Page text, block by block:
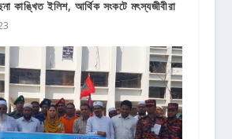
কাঙ্খিত ইলিশ, আর্থিক সংকটে মৎস্যজীবীরা